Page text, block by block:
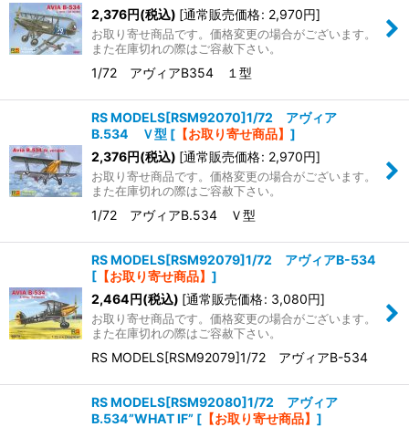
2,376円(税込) [通常販売価格: 2,970円]
お取り寄せ商品です。価格変更の場合がございます。
また在庫切れの際はご容赦下さい。
1/72 アヴィアB354 １型
RS MODELS[RSM92070]1/72 アヴィア
B.534 Ｖ型 [ 【お取り寄せ商品】 ]
2,376円(税込) [通常販売価格: 2,970円]
お取り寄せ商品です。価格変更の場合がございます。
また在庫切れの際はご容赦下さい。
1/72 アヴィアB.534 Ｖ型
RS MODELS[RSM92079]1/72 アヴィアB-534
[ 【お取り寄せ商品】 ]
2,464円(税込) [通常販売価格: 3,080円]
お取り寄せ商品です。価格変更の場合がございます。
また在庫切れの際はご容赦下さい。
RS MODELS[RSM92079]1/72 アヴィアB-534
RS MODELS[RSM92080]1/72 アヴィア
B.534”WHAT IF” [ 【お取り寄せ商品】 ]